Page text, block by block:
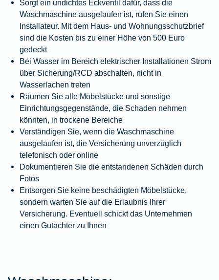
Sorgt ein undichtes Eckventil dafür, dass die
Waschmaschine ausgelaufen ist, rufen Sie einen
Installateur. Mit dem Haus- und Wohnungsschutzbrief
sind die Kosten bis zu einer Höhe von 500 Euro
gedeckt
Bei Wasser im Bereich elektrischer Installationen Strom
über Sicherung/RCD abschalten, nicht in
Wasserlachen treten
Räumen Sie alle Möbelstücke und sonstige
Einrichtungsgegenstände, die Schaden nehmen
könnten, in trockene Bereiche
Verständigen Sie, wenn die Waschmaschine
ausgelaufen ist, die Versicherung unverzüglich
telefonisch oder online
Dokumentieren Sie die entstandenen Schäden durch
Fotos
Entsorgen Sie keine beschädigten Möbelstücke,
sondern warten Sie auf die Erlaubnis Ihrer
Versicherung. Eventuell schickt das Unternehmen
einen Gutachter zu Ihnen